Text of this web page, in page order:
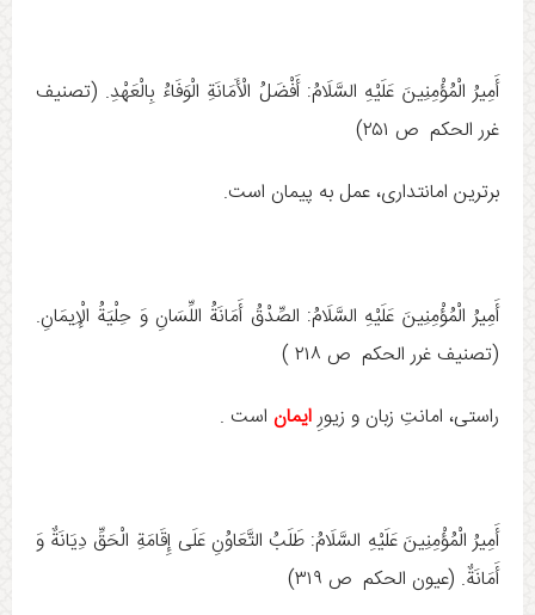
أَمِيرُ الْمُؤْمِنِينَ عَلَيْهِ السَّلَامُ: أَفْضَلُ‏ الْأَمَانَةِ الْوَفَاءُ بِالْعَهْدِ. (تصنيف
غرر الحكم ص ۲۵۱)
برترین امانتدارى، عمل به پیمان است.
أَمِيرُ الْمُؤْمِنِينَ عَلَيْهِ السَّلَامُ: الصِّدْقُ‏ أَمَانَةُ اللِّسَانِ‏ وَ حِلْيَةُ الْإِيمَانِ.
‏(تصنيف غرر الحكم ص ۲۱۸ )
راستى، امانتِ زبان و زيورِايمان است .
أَمِيرُ الْمُؤْمِنِينَ عَلَيْهِ السَّلَامُ: طَلَبُ التَّعَاوُنِ عَلَى إِقَامَةِ الْحَقِّ دِيَانَةٌ وَ
أَمَانَةٌ. (عيون الحكم ص ۳۱۹)